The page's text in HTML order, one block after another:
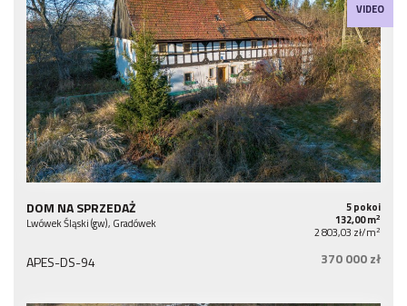
VIDEO
DOM NA SPRZEDAŻ
Lwówek Śląski (gw), Gradówek
5 pokoi
132,00 m2
2 803,03 zł/m2
APES-DS-94 370 000 zł